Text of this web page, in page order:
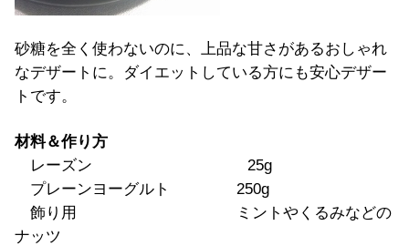
砂糖を全く使わないのに、上品な甘さがあるおしゃれ
なデザートに。ダイエットしている方にも安心デザー
トです。
材料＆作り方
レーズン 25g
プレーンヨーグルト 250g
飾り用 ミントやくるみなどの
ナッツ